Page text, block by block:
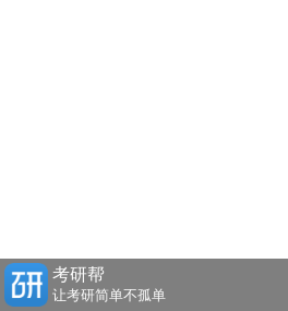
考研帮
让考研简单不孤单